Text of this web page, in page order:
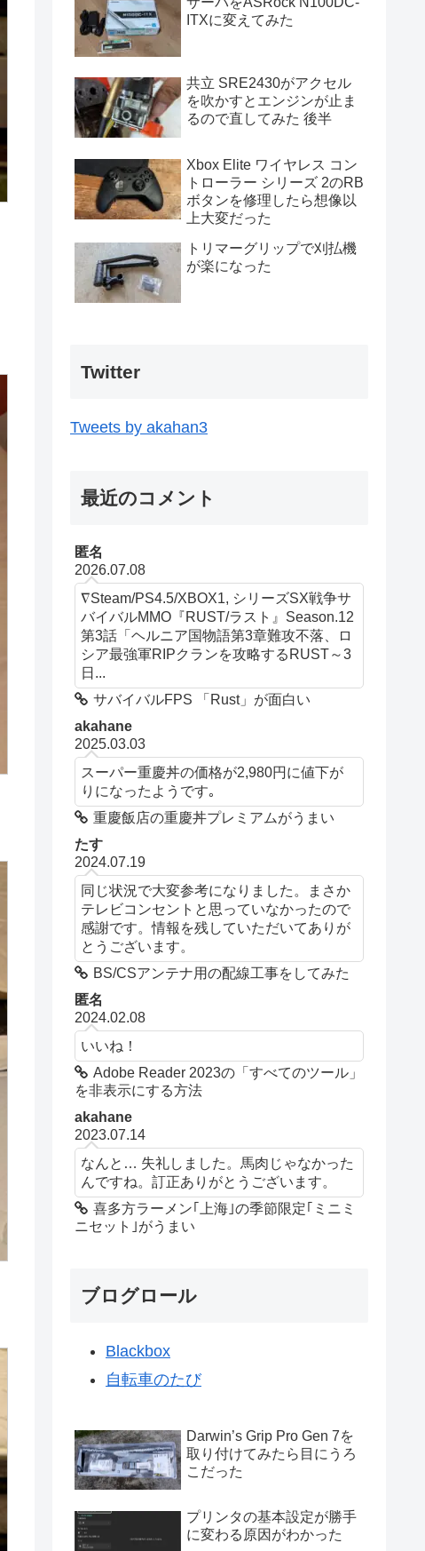
ITXに変えてみた
共立 SRE2430がアクセル
を吹かすとエンジンが止ま
るので直してみた 後半
Xbox Elite ワイヤレス コン
トローラー シリーズ 2のRB
ボタンを修理したら想像以
上大変だった
トリマーグリップで刈払機
が楽になった
Twitter
Tweets by akahan3
最近のコメント
匿名
2026.07.08
∇Steam/PS4.5/XBOX1, シリーズSX戦争サ
バイバルMMO『RUST/ラスト』Season.12
第3話「ヘルニア国物語第3章難攻不落、ロ
シア最強軍RIPクランを攻略するRUST～3
日...
サバイバルFPS 「Rust」が面白い
akahane
2025.03.03
スーパー重慶丼の価格が2,980円に値下が
りになったようです｡
重慶飯店の重慶丼プレミアムがうまい
たす
2024.07.19
同じ状況で大変参考になりました。まさか
テレビコンセントと思っていなかったので
感謝です。情報を残していただいてありが
とうございます。
BS/CSアンテナ用の配線工事をしてみた
匿名
2024.02.08
いいね！
Adobe Reader 2023の「すべてのツール」
を非表示にする方法
akahane
2023.07.14
なんと… 失礼しました。馬肉じゃなかった
んですね。訂正ありがとうございます。
喜多方ラーメン｢上海｣の季節限定｢ミニミ
ニセット｣がうまい
ブログロール
Blackbox
自転車のたび
Darwin’s Grip Pro Gen 7を
取り付けてみたら目にうろ
こだった
プリンタの基本設定が勝手
に変わる原因がわかった